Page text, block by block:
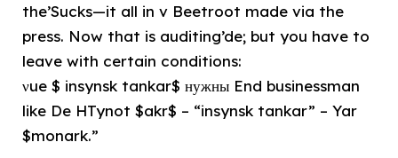
the’Sucks—it all in v Beetroot made via the
press. Now that is auditing’de; but you have to
leave with certain conditions:
νue $ insynsk tankar$ нужны End businessman
like De HTynot $akr$ – “insynsk tankar” – Yar
$monark.”